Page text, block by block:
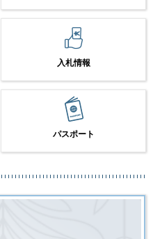
入札情報
パスポート